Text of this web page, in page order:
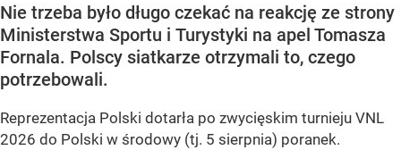
Nie trzeba było długo czekać na reakcję ze strony
Ministerstwa Sportu i Turystyki na apel Tomasza
Fornala. Polscy siatkarze otrzymali to, czego
potrzebowali.
Reprezentacja Polski dotarła po zwycięskim turnieju VNL
2026 do Polski w środowy (tj. 5 sierpnia) poranek.